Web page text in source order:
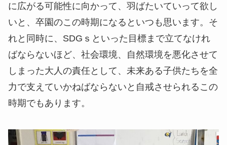
に広がる可能性に向かって、羽ばたいていって欲し
いと、卒園のこの時期になるといつも思います。そ
れと同時に、SDGｓといった目標まで立てなけれ
ばならないほど、社会環境、自然環境を悪化させて
しまった大人の責任として、未来ある子供たちを全
力で支えていかねばならないと自戒させられるこの
時期でもあります。